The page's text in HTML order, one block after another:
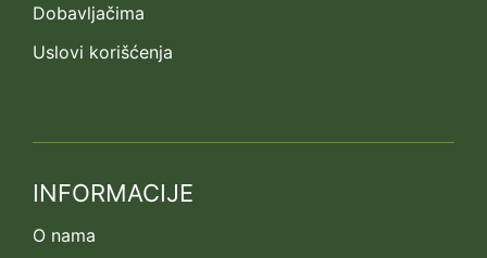
Dobavljačima
Uslovi korišćenja
INFORMACIJE
O nama